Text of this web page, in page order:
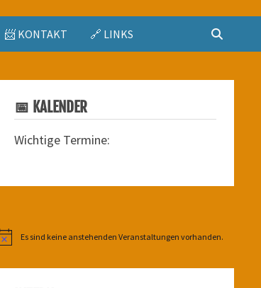
📨 KONTAKT 🔗 LINKS
📅 KALENDER
Wichtige Termine:
HinweisEs sind keine anstehenden Veranstaltungen vorhanden.